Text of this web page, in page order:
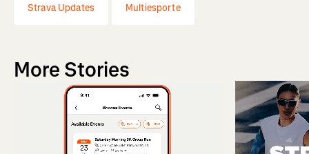
Strava Updates Multiesporte
More Stories